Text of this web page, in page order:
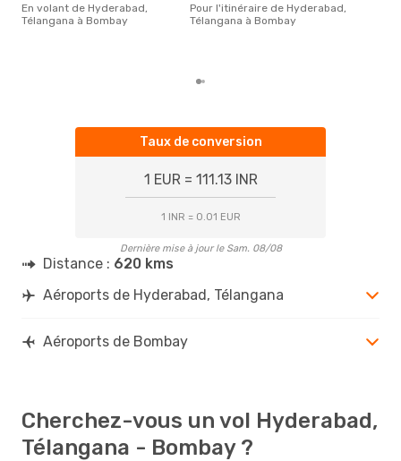
En volant de Hyderabad,
Télangana à Bombay
Pour l'itinéraire de Hyderabad,
Télangana à Bombay
Taux de conversion
1 EUR = 111.13 INR
1 INR = 0.01 EUR
Dernière mise à jour le Sam. 08/08
Distance : 620 kms
Aéroports de Hyderabad, Télangana
Aéroports de Bombay
Cherchez-vous un vol Hyderabad,
Télangana - Bombay ?